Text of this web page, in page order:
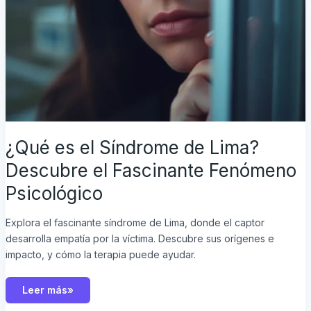
¿Qué es el Síndrome de Lima?
Descubre el Fascinante Fenómeno
Psicológico
Explora el fascinante síndrome de Lima, donde el captor
desarrolla empatía por la víctima. Descubre sus orígenes e
impacto, y cómo la terapia puede ayudar.
Leer más»